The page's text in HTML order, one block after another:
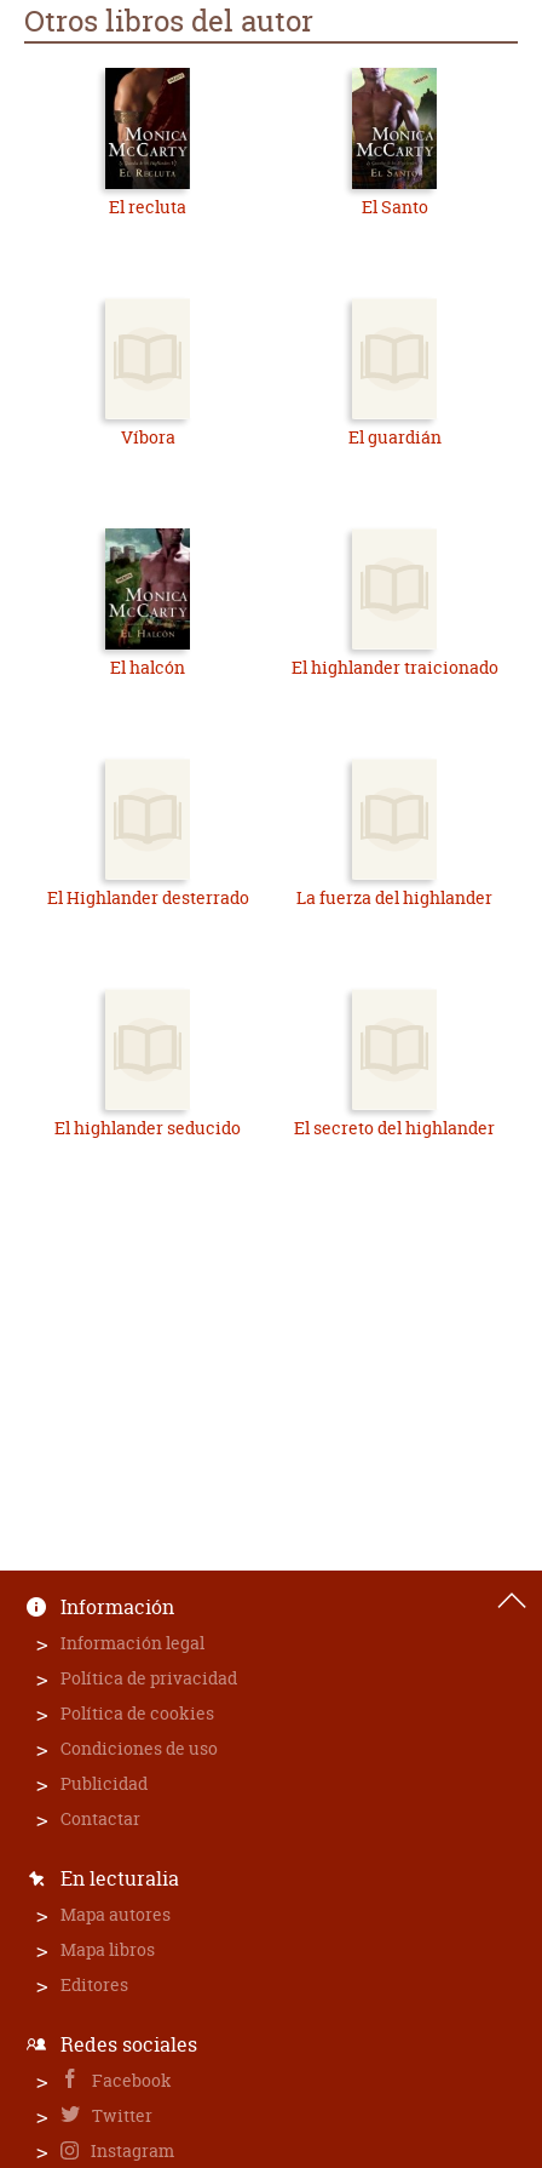
Otros libros del autor
El recluta El Santo
Víbora El guardián
El halcón El highlander traicionado
El Highlander desterrado La fuerza del highlander
El highlander seducido El secreto del highlander
Información
Información legal
Política de privacidad
Política de cookies
Condiciones de uso
Publicidad
Contactar
En lecturalia
Mapa autores
Mapa libros
Editores
Redes sociales
Facebook
Twitter
Instagram